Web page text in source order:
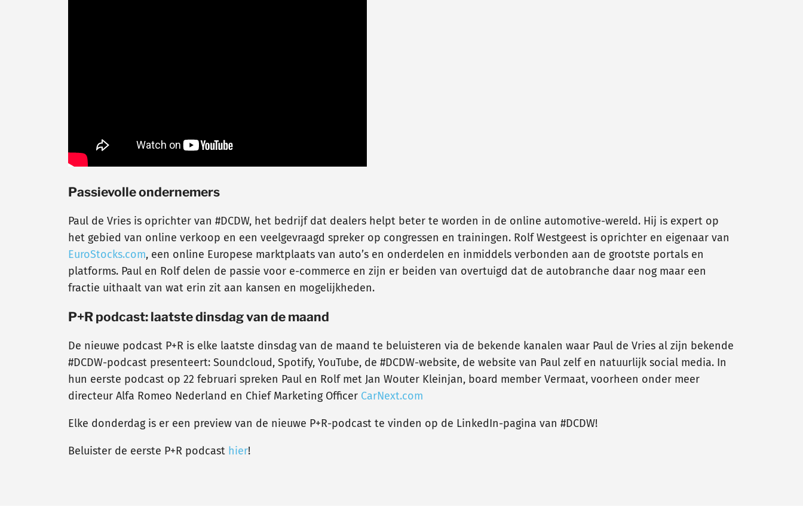
Passievolle ondernemers
Paul de Vries is oprichter van #DCDW, het bedrijf dat dealers helpt beter te worden in de online automotive-wereld. Hij is expert op
het gebied van online verkoop en een veelgevraagd spreker op congressen en trainingen. Rolf Westgeest is oprichter en eigenaar van
EuroStocks.com, een online Europese marktplaats van auto’s en onderdelen en inmiddels verbonden aan de grootste portals en
platforms. Paul en Rolf delen de passie voor e-commerce en zijn er beiden van overtuigd dat de autobranche daar nog maar een
fractie uithaalt van wat erin zit aan kansen en mogelijkheden.
P+R podcast: laatste dinsdag van de maand
De nieuwe podcast P+R is elke laatste dinsdag van de maand te beluisteren via de bekende kanalen waar Paul de Vries al zijn bekende
#DCDW-podcast presenteert: Soundcloud, Spotify, YouTube, de #DCDW-website, de website van Paul zelf en natuurlijk social media. In
hun eerste podcast op 22 februari spreken Paul en Rolf met Jan Wouter Kleinjan, board member Vermaat, voorheen onder meer
directeur Alfa Romeo Nederland en Chief Marketing Officer CarNext.com
Elke donderdag is er een preview van de nieuwe P+R-podcast te vinden op de LinkedIn-pagina van #DCDW!
Beluister de eerste P+R podcast hier!